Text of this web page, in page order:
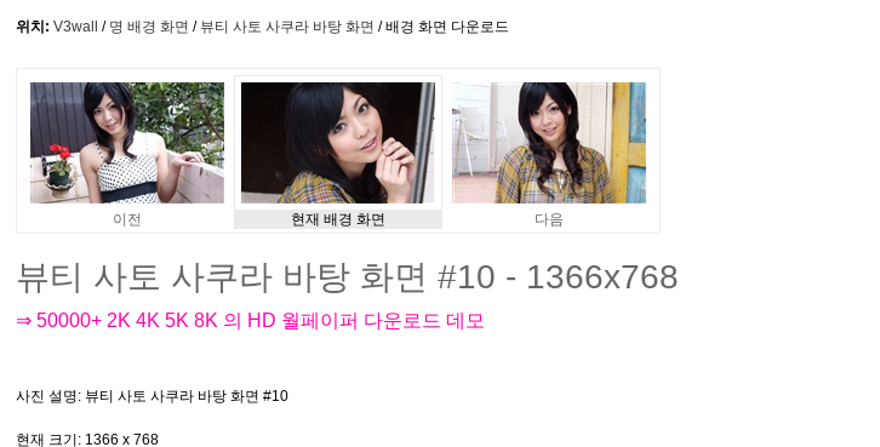
위치: V3wall / 명 배경 화면 / 뷰티 사토 사쿠라 바탕 화면 / 배경 화면 다운로드
이전 현재 배경 화면 다음
뷰티 사토 사쿠라 바탕 화면 #10 - 1366x768
⇒ 50000+ 2K 4K 5K 8K 의 HD 월페이퍼 다운로드 데모
사진 설명: 뷰티 사토 사쿠라 바탕 화면 #10
현재 크기 : 1366 x 768